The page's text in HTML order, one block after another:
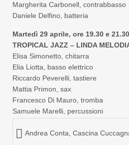
Margherita Carbonell, contrabbasso
Daniele Delfino, batteria
Martedì 29 aprile, ore 19.30 e 21.30
TROPICAL JAZZ – LINDA
Elisa Simonetto, chitarra
Elia Liotta, basso elettrico
Riccardo Peverelli, tastiere
Mattia Primon, sax
Francesco Di Mauro, tromba
Samuele Marelli, percussioni
Andrea Conta Cascina